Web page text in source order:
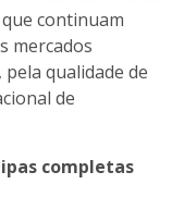
continuam
mercados
qualidade de
de
completas